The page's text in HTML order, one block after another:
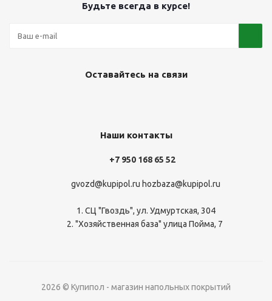
Будьте всегда в курсе!
Оставайтесь на связи
Наши контакты
+7 950 168 65 52
gvozd@kupipol.ru hozbaza@kupipol.ru
1. СЦ "Гвоздь", ул. Удмуртская, 304
2. "Хозяйственная база" улица Пойма, 7
2026 © Купипол - магазин напольных покрытий